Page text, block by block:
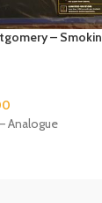
– Smokin
Analogue